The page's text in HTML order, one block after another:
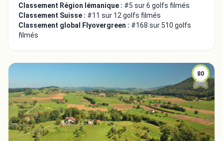
Classement Région lémanique : #5 sur 6 golfs filmés
Classement Suisse : #11 sur 12 golfs filmés
Classement global Flyovergreen : #168 sur 510 golfs
filmés
80